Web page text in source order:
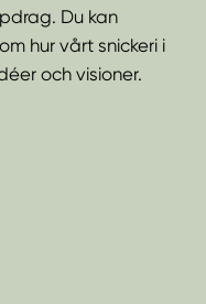
Du kan
hur vårt snickeri i
och visioner.